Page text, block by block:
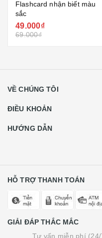
Flashcard nhận biết màu
sắc
49.000₫
69.000₫
VỀ CHÚNG TÔI
ĐIỀU KHOẢN
HƯỚNG DẪN
HỖ TRỢ THANH TOÁN
GIẢI ĐÁP THẮC MẮC
Tư vấn miễn phí (24/